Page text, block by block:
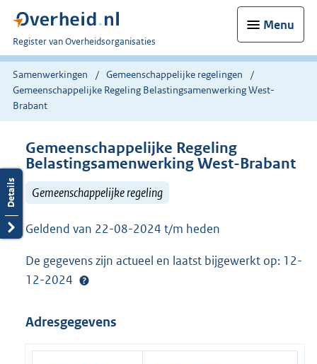
Menu
U
bent
nu
hier:
Register van Overheidsorganisaties
Samenwerkingen
Gemeenschappelijke regelingen
Gemeenschappelijke Regeling Belastingsamenwerking West-
Brabant
Gemeenschappelijke Regeling
Belastingsamenwerking West-Brabant
Gemeenschappelijke regeling
Geldend van 22-08-2024 t/m heden
De gegevens zijn actueel en laatst bijgewerkt op: 12-
12-2024
Adresgegevens